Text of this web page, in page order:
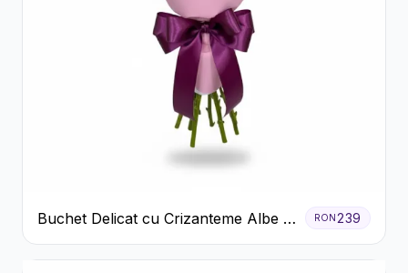
Buchet Delicat cu Crizanteme Albe și
Mov
RON239